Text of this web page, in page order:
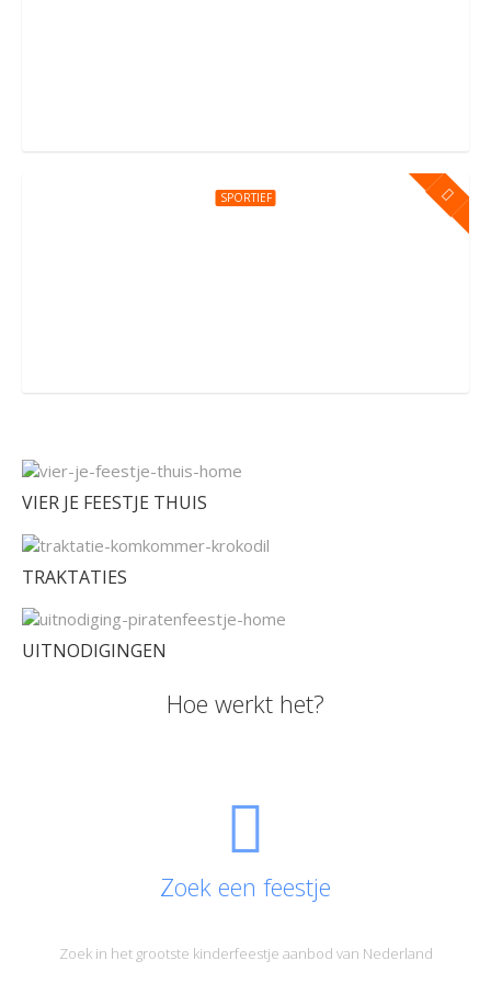
SPORTIEF
VIER JE FEESTJE THUIS
TRAKTATIES
UITNODIGINGEN
Hoe werkt het?
Zoek een feestje
Zoek in het grootste kinderfeestje aanbod van Nederland